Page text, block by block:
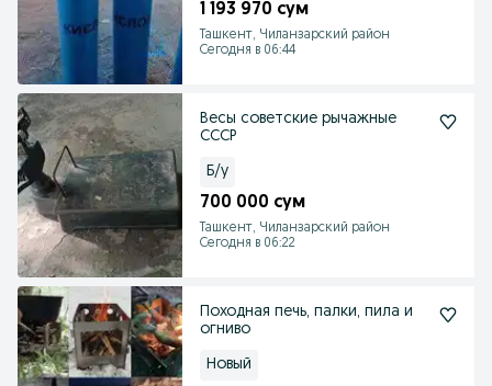
1 193 970 сум
Ташкент, Чиланзарский район
Сегодня в 06:44
Весы советские рычажные
СССР
Б/у
700 000 сум
Ташкент, Чиланзарский район
Сегодня в 06:22
Походная печь, палки, пила и
огниво
Новый